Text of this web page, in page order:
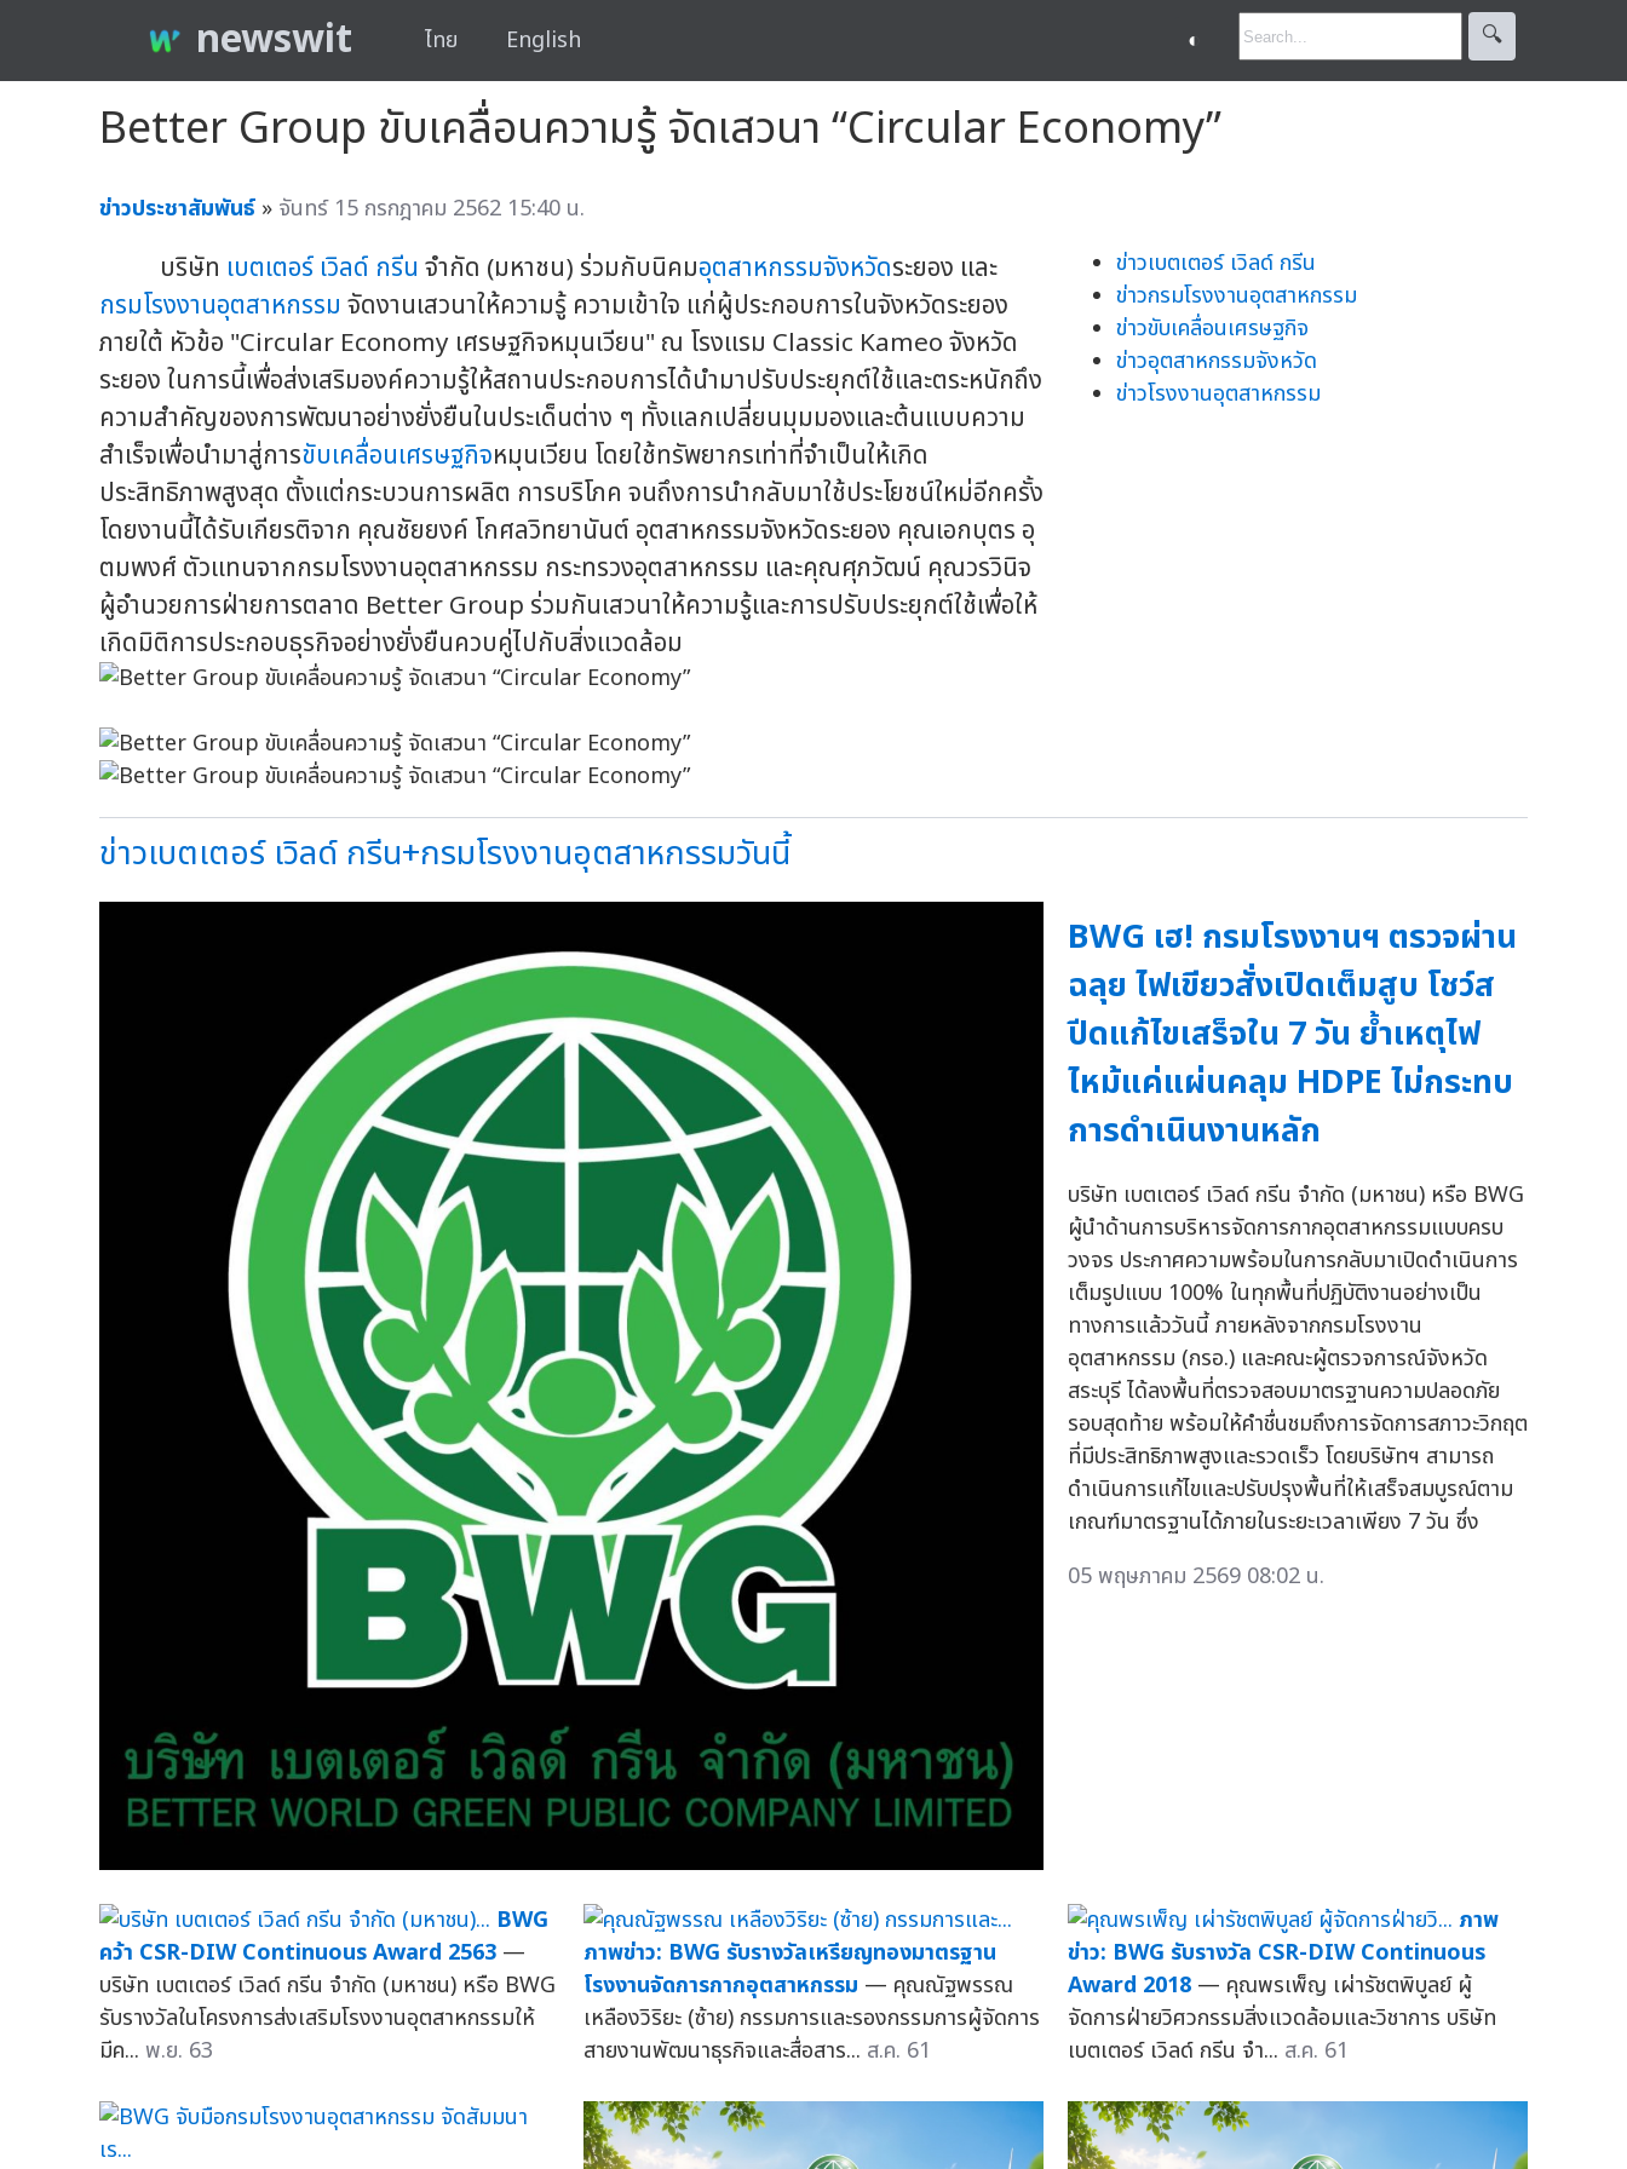
newswit ไทย English ◐ 🔍︎
Better Group ขับเคลื่อนความรู้ จัดเสวนา “Circular Economy”
ข่าวประชาสัมพันธ์ » จันทร์ 15 กรกฎาคม 2562 15:40 น.
บริษัท เบตเตอร์ เวิลด์ กรีน จำกัด (มหาชน) ร่วมกับนิคมอุตสาหกรรมจังหวัดระยอง และ
กรมโรงงานอุตสาหกรรม จัดงานเสวนาให้ความรู้ ความเข้าใจ แก่ผู้ประกอบการในจังหวัดระยอง
ภายใต้ หัวข้อ "Circular Economy เศรษฐกิจหมุนเวียน" ณ โรงแรม Classic Kameo จังหวัด
ระยอง ในการนี้เพื่อส่งเสริมองค์ความรู้ให้สถานประกอบการได้นำมาปรับประยุกต์ใช้และตระหนักถึง
ความสำคัญของการพัฒนาอย่างยั่งยืนในประเด็นต่าง ๆ ทั้งแลกเปลี่ยนมุมมองและต้นแบบความ
สำเร็จเพื่อนำมาสู่การขับเคลื่อนเศรษฐกิจหมุนเวียน โดยใช้ทรัพยากรเท่าที่จำเป็นให้เกิด
ประสิทธิภาพสูงสุด ตั้งแต่กระบวนการผลิต การบริโภค จนถึงการนำกลับมาใช้ประโยชน์ใหม่อีกครั้ง
โดยงานนี้ได้รับเกียรติจาก คุณชัยยงค์ โกศลวิทยานันต์ อุตสาหกรรมจังหวัดระยอง คุณเอกบุตร อุ
ตมพงศ์ ตัวแทนจากกรมโรงงานอุตสาหกรรม กระทรวงอุตสาหกรรม และคุณศุภวัฒน์ คุณวรวินิจ
ผู้อำนวยการฝ่ายการตลาด Better Group ร่วมกันเสวนาให้ความรู้และการปรับประยุกต์ใช้เพื่อให้
เกิดมิติการประกอบธุรกิจอย่างยั่งยืนควบคู่ไปกับสิ่งแวดล้อม
ข่าวเบตเตอร์ เวิลด์ กรีน
ข่าวกรมโรงงานอุตสาหกรรม
ข่าวขับเคลื่อนเศรษฐกิจ
ข่าวอุตสาหกรรมจังหวัด
ข่าวโรงงานอุตสาหกรรม
ข่าวเบตเตอร์ เวิลด์ กรีน+กรมโรงงานอุตสาหกรรมวันนี้
BWG เฮ! กรมโรงงานฯ ตรวจผ่าน
ฉลุย ไฟเขียวสั่งเปิดเต็มสูบ โชว์ส
ปีดแก้ไขเสร็จใน 7 วัน ย้ำเหตุไฟ
ไหม้แค่แผ่นคลุม HDPE ไม่กระทบ
การดำเนินงานหลัก
บริษัท เบตเตอร์ เวิลด์ กรีน จำกัด (มหาชน) หรือ BWG
ผู้นำด้านการบริหารจัดการกากอุตสาหกรรมแบบครบ
วงจร ประกาศความพร้อมในการกลับมาเปิดดำเนินการ
เต็มรูปแบบ 100% ในทุกพื้นที่ปฏิบัติงานอย่างเป็น
ทางการแล้ววันนี้ ภายหลังจากกรมโรงงาน
อุตสาหกรรม (กรอ.) และคณะผู้ตรวจการณ์จังหวัด
สระบุรี ได้ลงพื้นที่ตรวจสอบมาตรฐานความปลอดภัย
รอบสุดท้าย พร้อมให้คำชื่นชมถึงการจัดการสภาวะวิกฤต
ที่มีประสิทธิภาพสูงและรวดเร็ว โดยบริษัทฯ สามารถ
ดำเนินการแก้ไขและปรับปรุงพื้นที่ให้เสร็จสมบูรณ์ตาม
เกณฑ์มาตรฐานได้ภายในระยะเวลาเพียง 7 วัน ซึ่ง
05 พฤษภาคม 2569 08:02 น.
BWG
คว้า CSR-DIW Continuous Award 2563 —
บริษัท เบตเตอร์ เวิลด์ กรีน จำกัด (มหาชน) หรือ BWG
รับรางวัลในโครงการส่งเสริมโรงงานอุตสาหกรรมให้
มีค... พ.ย. 63
ภาพข่าว: BWG รับรางวัลเหรียญทองมาตรฐาน
โรงงานจัดการกากอุตสาหกรรม — คุณณัฐพรรณ
เหลืองวิริยะ (ซ้าย) กรรมการและรองกรรมการผู้จัดการ
สายงานพัฒนาธุรกิจและสื่อสาร... ส.ค. 61
ภาพ
ข่าว: BWG รับรางวัล CSR-DIW Continuous
Award 2018 — คุณพรเพ็ญ เผ่ารัชตพิบูลย์ ผู้
จัดการฝ่ายวิศวกรรมสิ่งแวดล้อมและวิชาการ บริษัท
เบตเตอร์ เวิลด์ กรีน จำ... ส.ค. 61